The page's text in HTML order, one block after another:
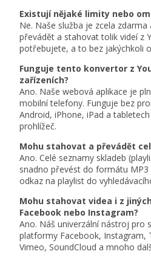
Existují nějaké limity nebo
Ne. Naše služba je zcela
převádět a stahovat tolik videí z
potřebujete, a to bez jakýchkoli
Funguje tento konvertor z
zařízeních?
Ano. Naše webová aplikace je
mobilní telefony. Funguje bez
Android, iPhone, iPad a
prohlížeč.
Mohu stahovat a převádět
Ano. Celé seznamy skladeb
snadno převést do formátu MP3
odkaz na playlist do
Mohu stahovat videa i z
Facebook nebo Instagram?
Ano. Náš univerzální nástroj pro
platformy Facebook, Instagram,
Vimeo, SoundCloud a mnoho